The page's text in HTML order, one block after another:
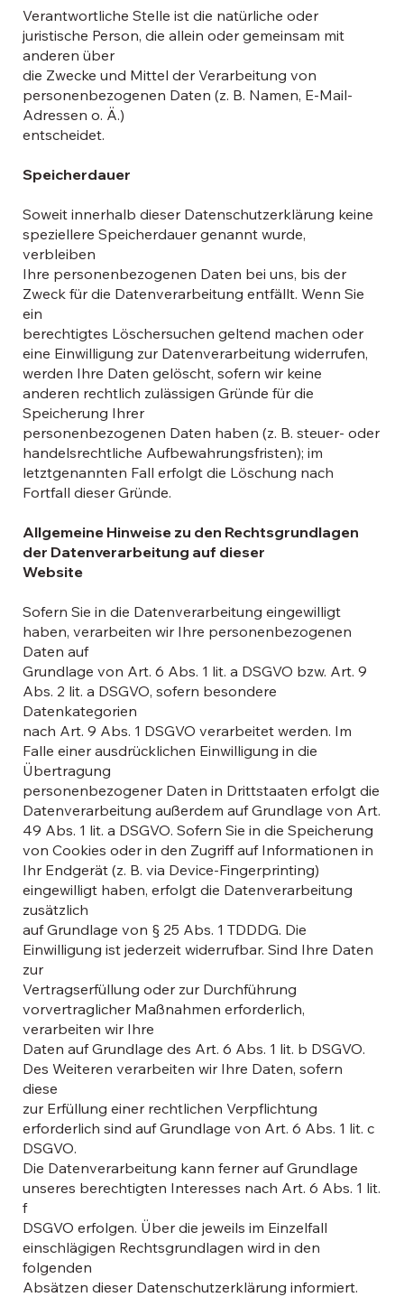
Verantwortliche Stelle ist die natürliche oder
juristische Person, die allein oder gemeinsam mit
anderen über
die Zwecke und Mittel der Verarbeitung von
personenbezogenen Daten (z. B. Namen, E-Mail-
Adressen o. Ä.)
entscheidet.
Speicherdauer
Soweit innerhalb dieser Datenschutzerklärung keine
speziellere Speicherdauer genannt wurde,
verbleiben
Ihre personenbezogenen Daten bei uns, bis der
Zweck für die Datenverarbeitung entfällt. Wenn Sie
ein
berechtigtes Löschersuchen geltend machen oder
eine Einwilligung zur Datenverarbeitung widerrufen,
werden Ihre Daten gelöscht, sofern wir keine
anderen rechtlich zulässigen Gründe für die
Speicherung Ihrer
personenbezogenen Daten haben (z. B. steuer- oder
handelsrechtliche Aufbewahrungsfristen); im
letztgenannten Fall erfolgt die Löschung nach
Fortfall dieser Gründe.
Allgemeine Hinweise zu den Rechtsgrundlagen
der Datenverarbeitung auf dieser
Website
Sofern Sie in die Datenverarbeitung eingewilligt
haben, verarbeiten wir Ihre personenbezogenen
Daten auf
Grundlage von Art. 6 Abs. 1 lit. a DSGVO bzw. Art. 9
Abs. 2 lit. a DSGVO, sofern besondere
Datenkategorien
nach Art. 9 Abs. 1 DSGVO verarbeitet werden. Im
Falle einer ausdrücklichen Einwilligung in die
Übertragung
personenbezogener Daten in Drittstaaten erfolgt die
Datenverarbeitung außerdem auf Grundlage von Art.
49 Abs. 1 lit. a DSGVO. Sofern Sie in die Speicherung
von Cookies oder in den Zugriff auf Informationen in
Ihr Endgerät (z. B. via Device-Fingerprinting)
eingewilligt haben, erfolgt die Datenverarbeitung
zusätzlich
auf Grundlage von § 25 Abs. 1 TDDDG. Die
Einwilligung ist jederzeit widerrufbar. Sind Ihre Daten
zur
Vertragserfüllung oder zur Durchführung
vorvertraglicher Maßnahmen erforderlich,
verarbeiten wir Ihre
Daten auf Grundlage des Art. 6 Abs. 1 lit. b DSGVO.
Des Weiteren verarbeiten wir Ihre Daten, sofern
diese
zur Erfüllung einer rechtlichen Verpflichtung
erforderlich sind auf Grundlage von Art. 6 Abs. 1 lit. c
DSGVO.
Die Datenverarbeitung kann ferner auf Grundlage
unseres berechtigten Interesses nach Art. 6 Abs. 1 lit.
f
DSGVO erfolgen. Über die jeweils im Einzelfall
einschlägigen Rechtsgrundlagen wird in den
folgenden
Absätzen dieser Datenschutzerklärung informiert.